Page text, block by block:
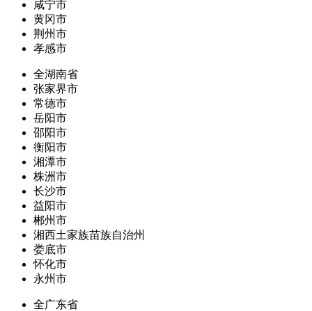
咸宁市
黄冈市
荆州市
孝感市
全湖南省
张家界市
常德市
岳阳市
邵阳市
衡阳市
湘潭市
株洲市
长沙市
益阳市
郴州市
湘西土家族苗族自治州
娄底市
怀化市
永州市
全广东省